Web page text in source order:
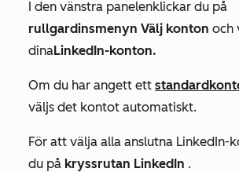
I den vänstra panelenklickar du på
rullgardinsmenyn Välj konton och
dinaLinkedIn-konton.
Om du har angett ett
väljs det kontot automatiskt.
För att välja alla anslutna LinkedIn-
du på kryssrutan LinkedIn .